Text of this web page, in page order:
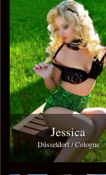
Jessica
Düsseldorf / Cologne